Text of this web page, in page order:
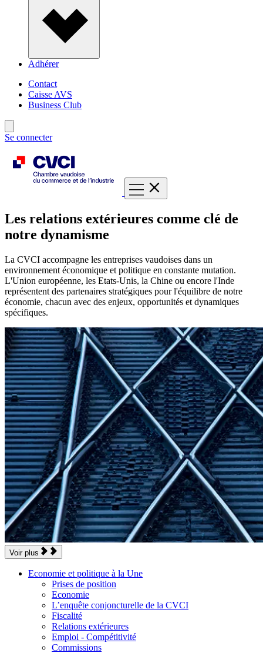
Adhérer
Contact
Caisse AVS
Business Club
Se connecter
Les relations extérieures comme clé de
notre dynamisme
La CVCI accompagne les entreprises vaudoises dans un
environnement économique et politique en constante mutation.
L'Union européenne, les Etats-Unis, la Chine ou encore l'Inde
représentent des partenaires stratégiques pour l'équilibre de notre
économie, chacun avec des enjeux, opportunités et dynamiques
spécifiques.
Voir plus
Economie et politique à la Une
Prises de position
Economie
L’enquête conjoncturelle de la CVCI
Fiscalité
Relations extérieures
Emploi - Compétitivité
Commissions